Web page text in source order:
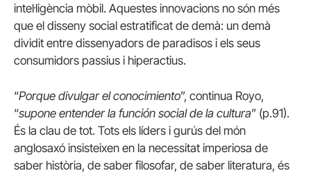
intel·ligència mòbil. Aquestes innovacions no són més
que el disseny social estratificat de demà: un demà
dividit entre dissenyadors de paradisos i els seus
consumidors passius i hiperactius.
“Porque divulgar el conocimiento”, continua Royo,
“supone entender la función social de la cultura” (p.91).
És la clau de tot. Tots els líders i gurús del món
anglosaxó insisteixen en la necessitat imperiosa de
saber història, de saber filosofar, de saber literatura, és